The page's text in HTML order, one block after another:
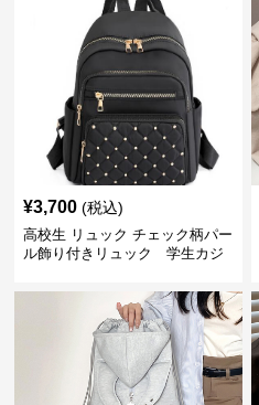
¥3,700 (税込)
高校生 リュック チェック柄パー
ル飾り付きリュック 学生カジ